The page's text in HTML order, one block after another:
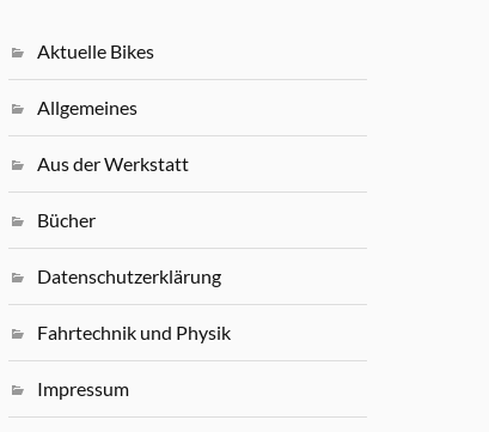
Aktuelle Bikes
Allgemeines
Aus der Werkstatt
Bücher
Datenschutzerklärung
Fahrtechnik und Physik
Impressum